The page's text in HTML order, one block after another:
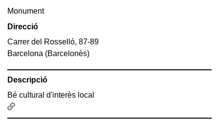
Monument
Direcció
Carrer del Rosselló, 87-89
Barcelona (Barcelonès)
Descripció
Bé cultural d'interès local